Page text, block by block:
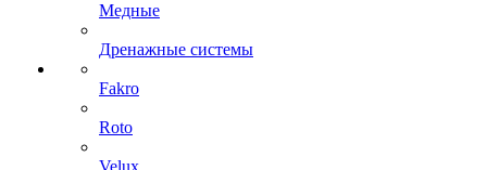
Медные
Дренажные системы
Fakro
Roto
Velux